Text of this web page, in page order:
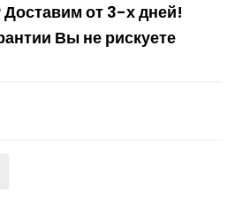
Доставим от 3-х дней!
Вы не рискуете